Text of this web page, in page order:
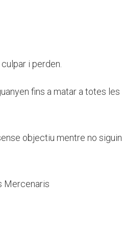
i perden.
fins a matar a totes les
objectiu mentre no siguin
Mercenaris